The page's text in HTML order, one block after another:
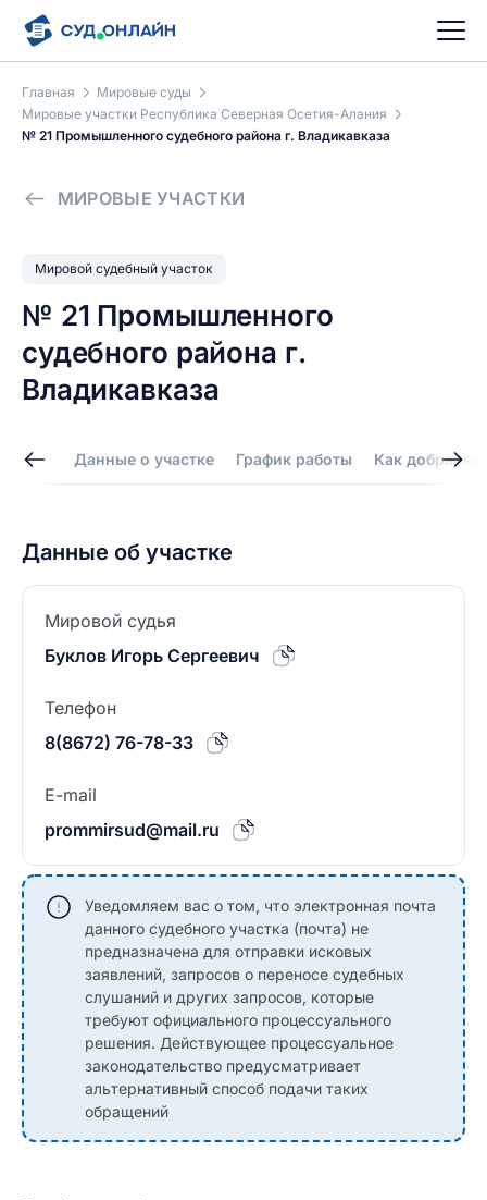
Главная
Мировые суды
Мировые участки Республика Северная Осетия-Алания
№ 21 Промышленного судебного района г. Владикавказа
МИРОВЫЕ УЧАСТКИ
Мировой судебный участок
№ 21 Промышленного
судебного района г.
Владикавказа
Данные о участке График работы Как добраться
Данные об участке
Мировой судья
Буклов Игорь Сергеевич
Телефон
8(8672) 76-78-33
E-mail
prommirsud@mail.ru
Уведомляем вас о том, что электронная почта
данного судебного участка (почта) не
предназначена для отправки исковых
заявлений, запросов о переносе судебных
слушаний и других запросов, которые
требуют официального процессуального
решения. Действующее процессуальное
законодательство предусматривает
альтернативный способ подачи таких
обращений